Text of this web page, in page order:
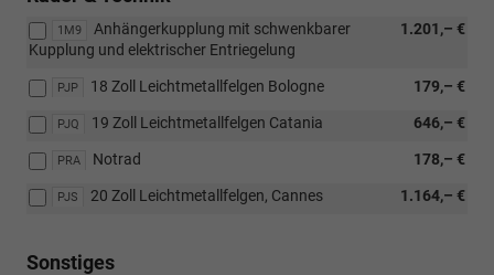
1M9 1.201,– €
Anhängerkupplung mit schwenkbarer
Kupplung und elektrischer Entriegelung
PJP 179,– €
18 Zoll Leichtmetallfelgen Bologne
PJQ 646,– €
19 Zoll Leichtmetallfelgen Catania
PRA 178,– €
Notrad
PJS 1.164,– €
20 Zoll Leichtmetallfelgen, Cannes
Sonstiges